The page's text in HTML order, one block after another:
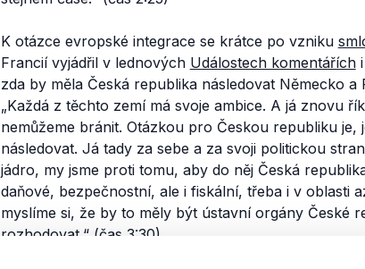
K otázce evropské integrace se krátce po vzniku
Francií vyjádřil v lednových Událostech komentáříchi
zda by měla Česká republika následovat Německo
„Každá z těchto zemí má svoje ambice. A já znovu
nemůžeme bránit. Otázkou pro Českou republiku je,
následovat. Já tady za sebe a za svoji politickou
jádro, my jsme proti tomu, aby do něj Česká
daňové, bezpečnostní, ale i fiskální, třeba i v oblasti
myslíme si, že by to měly být ústavní orgány České
rozhodovat.“(čas 3:30)